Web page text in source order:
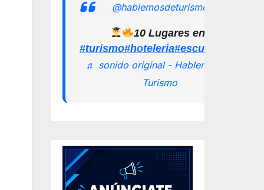
@hablemosdeturismomx
10 Lugares en los que
#turismo#hoteleria
♬ sonido original - Hablemos de
Turismo